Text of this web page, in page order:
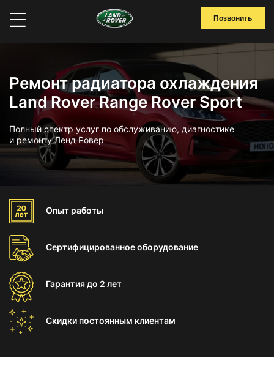
Позвонить
Ремонт радиатора охлаждения
Land Rover Range Rover Sport
Полный спектр услуг по обслуживанию, диагностике
и ремонту Ленд Ровер
Опыт работы
Сертифицированноеоборудование
Гарантиядо 2 лет
Скидки постоянным клиентам